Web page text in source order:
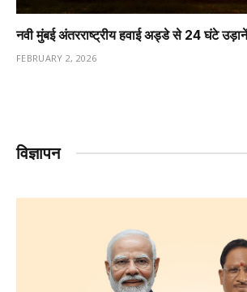
नवी मुंबई अंतरराष्ट्रीय हवाई अड्डे से 24 घंटे
FEBRUARY 2, 2026
विज्ञापन